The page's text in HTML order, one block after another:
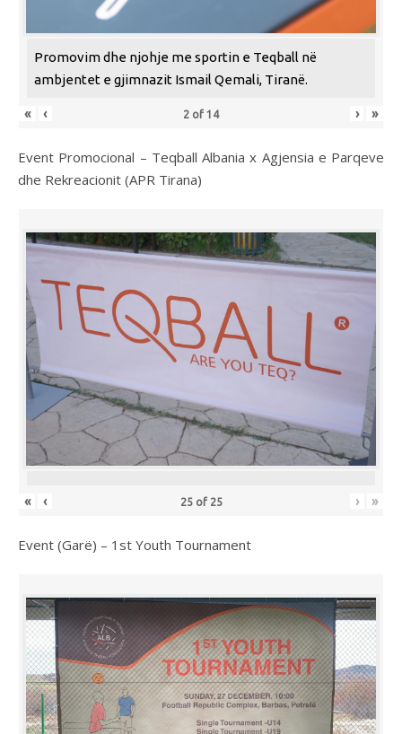
Promovim dhe njohje me sportin e Teqball në
ambjentet e gjimnazit Ismail Qemali, Tiranë.
« ‹ 2 of 14 › »
Event Promocional – Teqball Albania x Agjensia e Parqeve
dhe Rekreacionit (APR Tirana)
« ‹ 25of 25 › »
Event (Garë) – 1st Youth Tournament